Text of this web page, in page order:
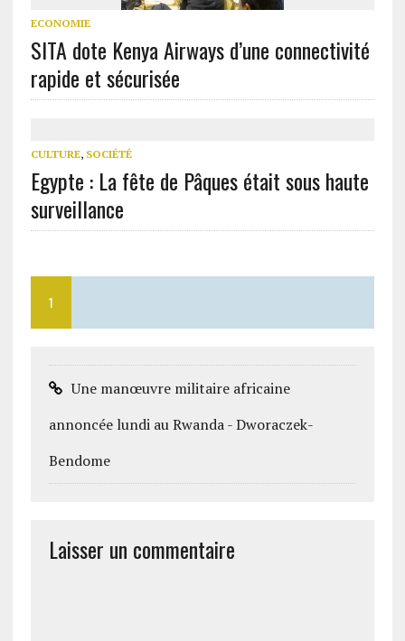
ECONOMIE
SITA dote Kenya Airways d’une connectivité
rapide et sécurisée
CULTURE, SOCIÉTÉ
Egypte : La fête de Pâques était sous haute
surveillance
1
Une manœuvre militaire africaine
annoncée lundi au Rwanda - Dworaczek-
Bendome
Laisser un commentaire